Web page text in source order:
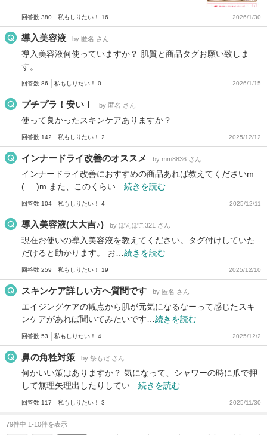
回答数 380 私もしりたい！ 16 2026/1/30
導入美容液 by 匿名 さん
導入美容液何使っていますか？ 肌質と商品タグお願い致しま
す。
回答数 86 私もしりたい！ 0 2026/1/15
プチプラ！安い！ by 匿名 さん
使って良かったスキンケアありますか？
回答数 142 私もしりたい！ 2 2025/12/12
インナードライ改善のオススメ by mm8836 さん
インナードライ改善におすすめの商品あれば教えてくださいm
(_ _)m また、このくらい… 続きを読む
回答数 104 私もしりたい！ 4 2025/12/11
導入美容液(大大吉♪) by ぽんぽこ321 さん
現在お使いの導入美容液を教えてください。タグ付けしていた
だけると助かります。 お… 続きを読む
回答数 259 私もしりたい！ 19 2025/12/10
スキンケア詳しい方へ質問です by 匿名 さん
エイジングケアの観点から肌が元気になるなーって感じたスキ
ンケアがあれば聞いてみたいです… 続きを読む
回答数 53 私もしりたい！ 4 2025/12/2
鼻の角栓対策 by 祭もだ さん
何かいい策はありますか？ 気になって、シャワーの時に爪で押
して無理矢理出したりしてい… 続きを読む
回答数 117 私もしりたい！ 3 2025/11/30
79件中 1-10件を表示